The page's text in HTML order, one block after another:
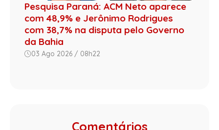
Pesquisa Paraná: ACM Neto aparece
com 48,9% e Jerônimo Rodrigues
com 38,7% na disputa pelo Governo
da Bahia
03 Ago 2026 / 08h22
Comentários